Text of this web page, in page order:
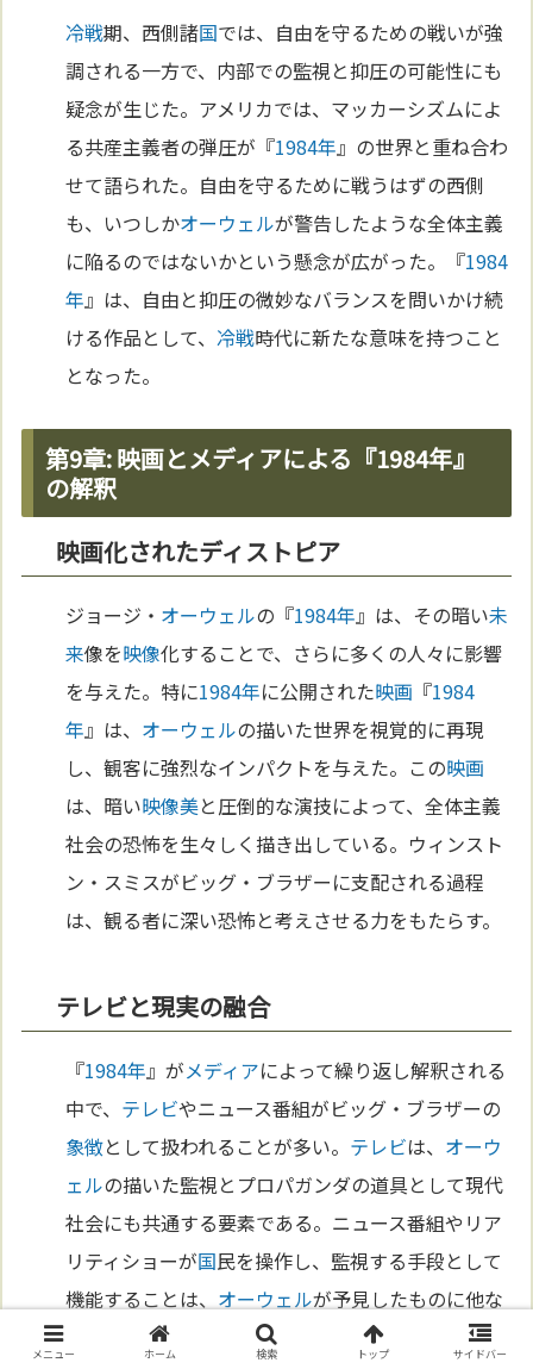
冷戦期、西側諸国では、自由を守るための戦いが強
調される一方で、内部での監視と抑圧の可能性にも
疑念が生じた。アメリカでは、マッカーシズムによ
る共産主義者の弾圧が『1984年』の世界と重ね合わ
せて語られた。自由を守るために戦うはずの西側
も、いつしかオーウェルが警告したような全体主義
に陥るのではないかという懸念が広がった。『1984
年』は、自由と抑圧の微妙なバランスを問いかけ続
ける作品として、 冷戦時代に新たな意味を持つこと
となった。
第9章: 映画とメディアによる『1984年』
の解釈
映画化されたディストピア
ジョージ・ オーウェルの『1984年』は、その暗い未
来像を映像化することで、さらに多くの人々に影響
を与えた。特に1984年に公開された映画 『1984
年』は、 オーウェルの描いた世界を視覚的に再現
し、観客に強烈なインパクトを与えた。この映画
は、暗い映像美と圧倒的な演技によって、全体主義
社会の恐怖を生々しく描き出している。ウィンスト
ン・スミスがビッグ・ブラザーに支配される過程
は、観る者に深い恐怖と考えさせる力をもたらす。
テレビと現実の融合
『1984年』がメディアによって繰り返し解釈される
中で、 テレビやニュース番組がビッグ・ブラザーの
象徴として扱われることが多い。 テレビは、 オーウ
ェルの描いた監視とプロパガンダの道具として現代
社会にも共通する要素である。ニュース番組やリア
リティショーが国民を操作し、監視する手段として
機能することは、 オーウェルが予見したものに他な
らない。これにより、『1984年 』は単なる 文学作品
メニュー ホーム 検索 トップ サイドバー